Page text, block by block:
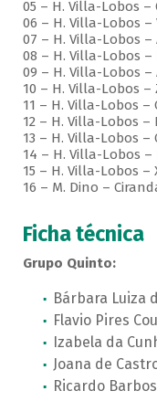
05 – H. Villa-Lobos
06 – H. Villa-Lobos
07 – H. Villa-Lobos
08 – H. Villa-Lobos
09 – H. Villa-Lobos –
10 – H. Villa-Lobos –
11 – H. Villa-Lobos –
12 – H. Villa-Lobos –
13 – H. Villa-Lobos –
14 – H. Villa-Lobos
15 – H. Villa-Lobos –
16 – M. Dino –
Ficha técnica
Grupo Quinto:
Bárbara Luiza
Flavio Pires
Izabela da
Joana de
Ricardo